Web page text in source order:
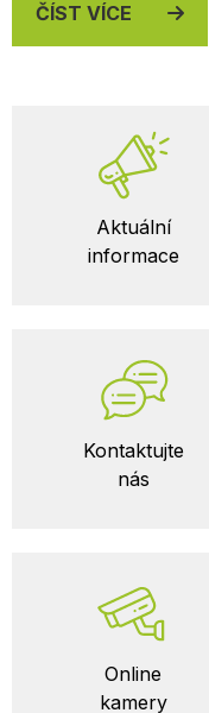
ČÍST VÍCE
Důležité
odkazy
Aktuální
informace
Kontaktujte
nás
Online
kamery